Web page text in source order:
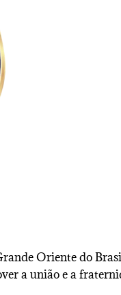
Oriente do
a união e a